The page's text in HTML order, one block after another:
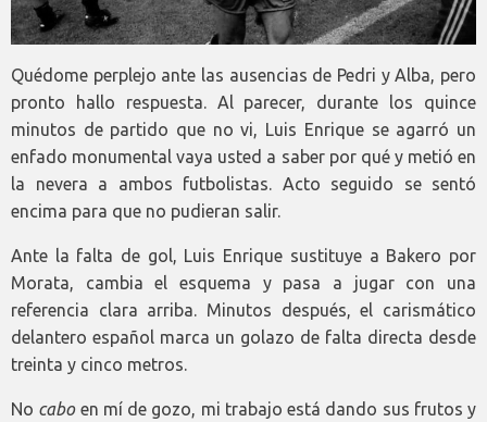
Quédome perplejo ante las ausencias de Pedri y Alba, pero
pronto hallo respuesta. Al parecer, durante los quince
minutos de partido que no vi, Luis Enrique se agarró un
enfado monumental vaya usted a saber por qué y metió en
la nevera a ambos futbolistas. Acto seguido se sentó
encima para que no pudieran salir.
Ante la falta de gol, Luis Enrique sustituye a Bakero por
Morata, cambia el esquema y pasa a jugar con una
referencia clara arriba. Minutos después, el carismático
delantero español marca un golazo de falta directa desde
treinta y cinco metros.
No caboen mí de gozo, mi trabajo está dando sus frutos y